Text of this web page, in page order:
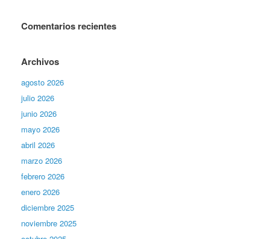
Comentarios recientes
Archivos
agosto 2026
julio 2026
junio 2026
mayo 2026
abril 2026
marzo 2026
febrero 2026
enero 2026
diciembre 2025
noviembre 2025